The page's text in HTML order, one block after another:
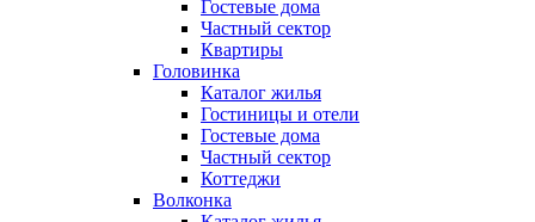
Гостевые дома
Частный сектор
Квартиры
Головинка
Каталог жилья
Гостиницы и отели
Гостевые дома
Частный сектор
Коттеджи
Волконка